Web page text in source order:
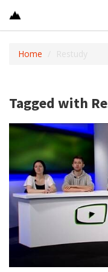
Home Restudy
Tagged with